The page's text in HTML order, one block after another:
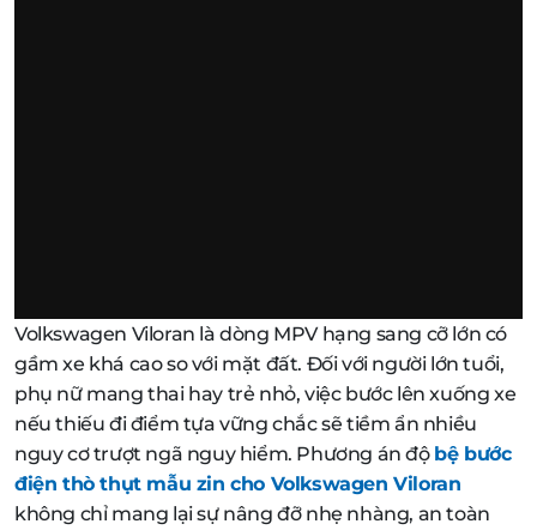
Volkswagen Viloran là dòng MPV hạng sang cỡ lớn có
gầm xe khá cao so với mặt đất. Đối với người lớn tuổi,
phụ nữ mang thai hay trẻ nhỏ, việc bước lên xuống xe
nếu thiếu đi điểm tựa vững chắc sẽ tiềm ẩn nhiều
nguy cơ trượt ngã nguy hiểm. Phương án độ bệ bước
điện thò thụt mẫu zin cho Volkswagen Viloran
không chỉ mang lại sự nâng đỡ nhẹ nhàng, an toàn